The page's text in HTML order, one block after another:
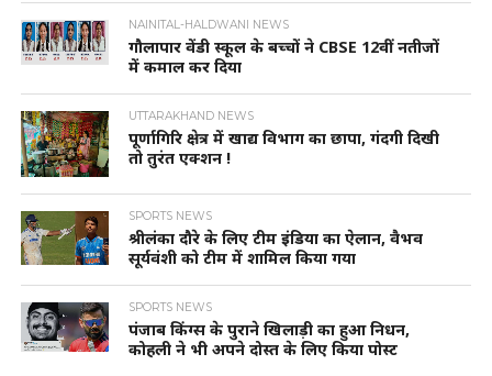
NAINITAL-HALDWANI NEWS
गौलापार वेंडी स्कूल के बच्चों ने CBSE 12वीं नतीजों
में कमाल कर दिया
UTTARAKHAND NEWS
पूर्णागिरि क्षेत्र में खाद्य विभाग का छापा, गंदगी दिखी
तो तुरंत एक्शन !
SPORTS NEWS
श्रीलंका दौरे के लिए टीम इंडिया का ऐलान, वैभव
सूर्यवंशी को टीम में शामिल किया गया
SPORTS NEWS
पंजाब किंग्स के पुराने खिलाड़ी का हुआ निधन,
कोहली ने भी अपने दोस्त के लिए किया पोस्ट